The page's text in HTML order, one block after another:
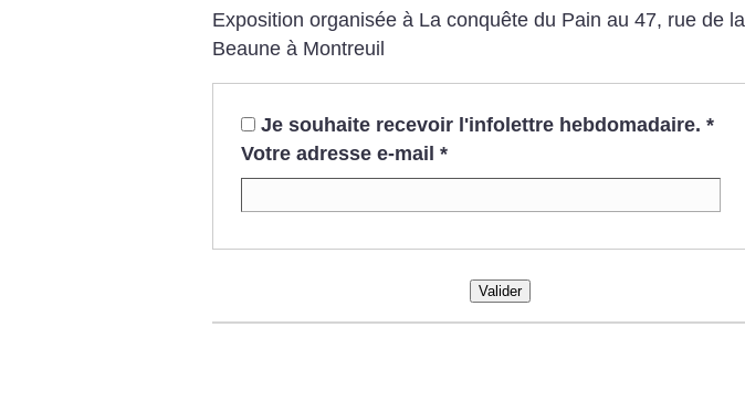
Exposition organisée à La conquête du Pain au 47, rue de la
Beaune à Montreuil
Je souhaite recevoir l'infolettre hebdomadaire. *
Votre adresse e-mail *
Valider